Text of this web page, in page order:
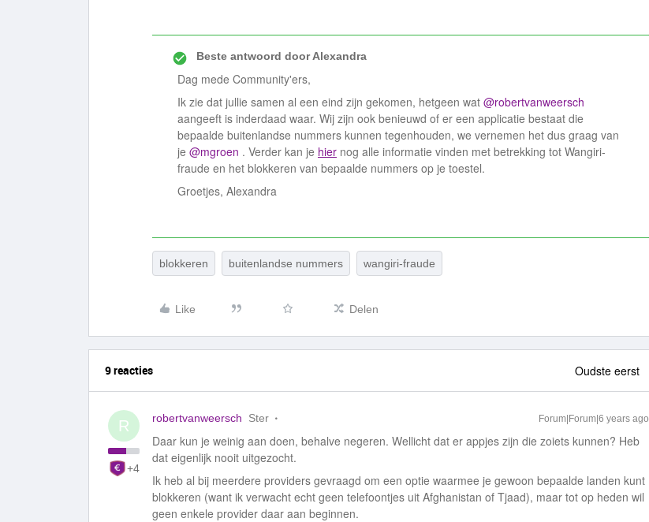
Beste antwoord doorAlexandra
Dag mede Community'ers,
Ik zie dat jullie samen al een eind zijn gekomen, hetgeen wat @robertvanweersch
aangeeft is inderdaad waar. Wij zijn ook benieuwd of er een applicatie bestaat die
bepaalde buitenlandse nummers kunnen tegenhouden, we vernemen het dus graag van
je @mgroen . Verder kan je hier nog alle informatie vinden met betrekking tot Wangiri-
fraude en het blokkeren van bepaalde nummers op je toestel.
Groetjes, Alexandra
blokkeren buitenlandse nummers wangiri-fraude
Like Delen
9 reacties Oudste eerst
R
+4
robertvanweersch Ster Forum|Forum|6 years ago
Daar kun je weinig aan doen, behalve negeren. Wellicht dat er appjes zijn die zoiets kunnen? Heb
dat eigenlijk nooit uitgezocht.
Ik heb al bij meerdere providers gevraagd om een optie waarmee je gewoon bepaalde landen kunt
blokkeren (want ik verwacht echt geen telefoontjes uit Afghanistan of Tjaad), maar tot op heden wil
geen enkele provider daar aan beginnen.